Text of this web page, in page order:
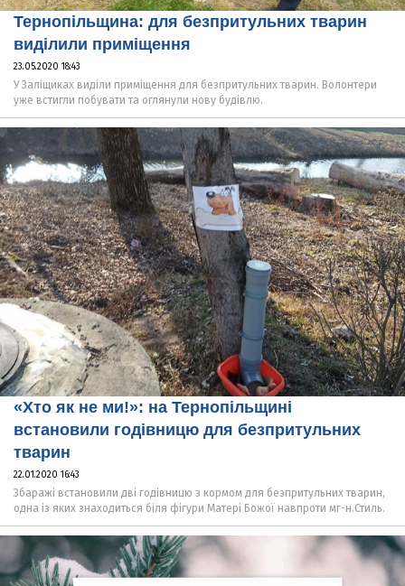
Тернопільщина: для безпритульних тварин
виділили приміщення
23.05.2020 18:43
У Заліщиках виділи приміщення для безпритульних тварин. Волонтери
уже встигли побувати та оглянули нову будівлю.
«Хто як не ми!»: на Тернопільщині
встановили годівницю для безпритульних
тварин
22.01.2020 16:43
Збаражі встановили дві годівницю з кормом для безпритульних тварин,
одна із яких знаходиться біля фігури Матері Божої навпроти мг-н.Стиль.